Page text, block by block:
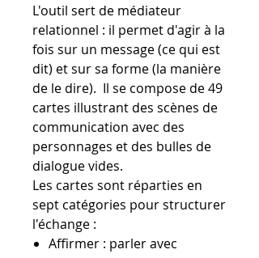
L'outil sert de médiateur
relationnel : il permet d'agir à la
fois sur un message (ce qui est
dit) et sur sa forme (la manière
de le dire). Il se compose de 49
cartes illustrant des scènes de
communication avec des
personnages et des bulles de
dialogue vides.
Les cartes sont réparties en
sept catégories pour structurer
l'échange :
Affirmer : parler avec